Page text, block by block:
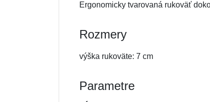
Ergonomicky tvarovaná rukoväť
Rozmery
výška rukoväte: 7 cm
Parametre